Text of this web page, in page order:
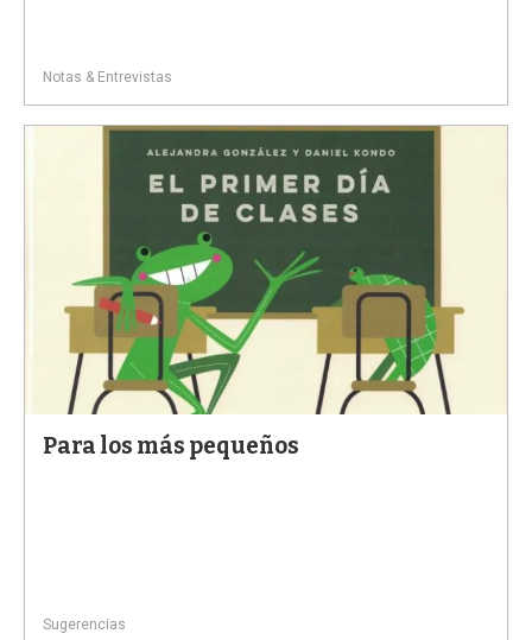
Notas & Entrevistas
Para los más pequeños
Sugerencias